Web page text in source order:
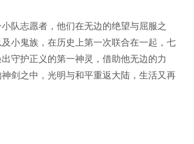
队志愿者，他们在无边的绝望与屈服之
小鬼族，在历史上第一次联合在一起，七
守护正义的第一神灵，借助他无边的力
剑之中，光明与和平重返大陆，生活又再